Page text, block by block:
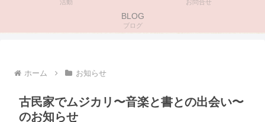
活動 お問合せ
BLOG
ブログ
ホーム お知らせ
古民家でムジカリ〜音楽と書との出会い〜
のお知らせ